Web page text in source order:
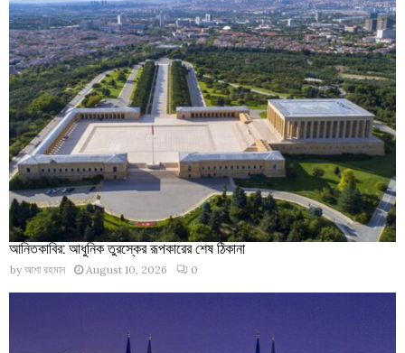
আনিতকাবির: আধুনিক তুরস্কের রূপকারের শেষ ঠিকানা
by আশা রহমান August 10, 2026 0